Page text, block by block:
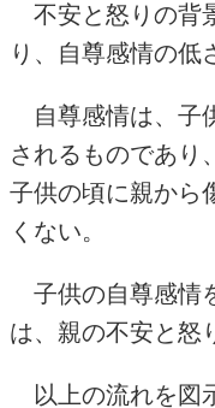
不安と怒りの背
り、自尊感情の低
自尊感情は、子
されるものであり
子供の頃に親から
くない。
子供の自尊感情
は、親の不安と怒
以上の流れを図